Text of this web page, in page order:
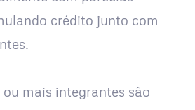
crédito junto com
mais integrantes são